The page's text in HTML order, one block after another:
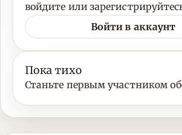
войдите или
Войти в аккаунт
Пока тихо
Станьте первым участником